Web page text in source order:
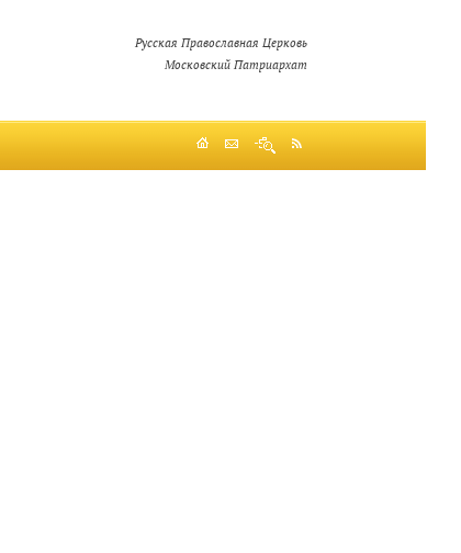
Русская Православная Церковь
Московский Патриархат